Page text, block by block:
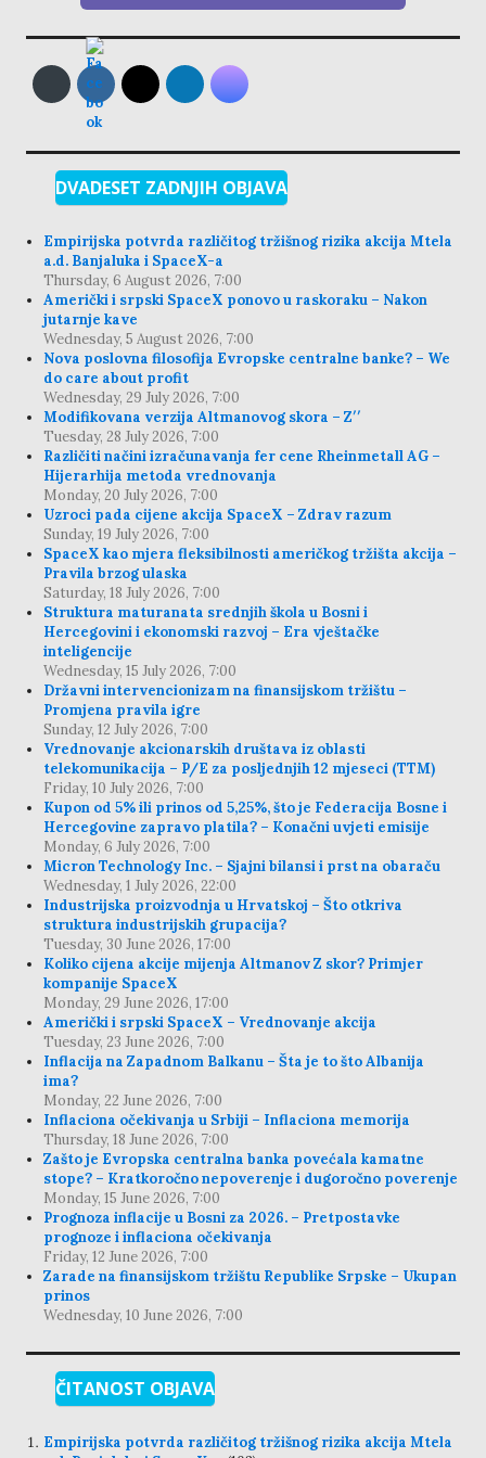
DVADESET ZADNJIH OBJAVA
Empirijska potvrda različitog tržišnog rizika akcija Mtela
a.d. Banjaluka i SpaceX-a
Thursday, 6 August 2026, 7:00
Američki i srpski SpaceX ponovo u raskoraku – Nakon
jutarnje kave
Wednesday, 5 August 2026, 7:00
Nova poslovna filosofija Evropske centralne banke? – We
do care about profit
Wednesday, 29 July 2026, 7:00
Modifikovana verzija Altmanovog skora – Z′′
Tuesday, 28 July 2026, 7:00
Različiti načini izračunavanja fer cene Rheinmetall AG –
Hijerarhija metoda vrednovanja
Monday, 20 July 2026, 7:00
Uzroci pada cijene akcija SpaceX – Zdrav razum
Sunday, 19 July 2026, 7:00
SpaceX kao mjera fleksibilnosti američkog tržišta akcija –
Pravila brzog ulaska
Saturday, 18 July 2026, 7:00
Struktura maturanata srednjih škola u Bosni i
Hercegovini i ekonomski razvoj – Era vještačke
inteligencije
Wednesday, 15 July 2026, 7:00
Državni intervencionizam na finansijskom tržištu –
Promjena pravila igre
Sunday, 12 July 2026, 7:00
Vrednovanje akcionarskih društava iz oblasti
telekomunikacija – P/E za posljednjih 12 mjeseci (TTM)
Friday, 10 July 2026, 7:00
Kupon od 5% ili prinos od 5,25%, što je Federacija Bosne i
Hercegovine zapravo platila? – Konačni uvjeti emisije
Monday, 6 July 2026, 7:00
Micron Technology Inc. – Sjajni bilansi i prst na obaraču
Wednesday, 1 July 2026, 22:00
Industrijska proizvodnja u Hrvatskoj – Što otkriva
struktura industrijskih grupacija?
Tuesday, 30 June 2026, 17:00
Koliko cijena akcije mijenja Altmanov Z skor? Primjer
kompanije SpaceX
Monday, 29 June 2026, 17:00
Američki i srpski SpaceX – Vrednovanje akcija
Tuesday, 23 June 2026, 7:00
Inflacija na Zapadnom Balkanu – Šta je to što Albanija
ima?
Monday, 22 June 2026, 7:00
Inflaciona očekivanja u Srbiji – Inflaciona memorija
Thursday, 18 June 2026, 7:00
Zašto je Evropska centralna banka povećala kamatne
stope? – Kratkoročno nepoverenje i dugoročno poverenje
Monday, 15 June 2026, 7:00
Prognoza inflacije u Bosni za 2026. – Pretpostavke
prognoze i inflaciona očekivanja
Friday, 12 June 2026, 7:00
Zarade na finansijskom tržištu Republike Srpske – Ukupan
prinos
Wednesday, 10 June 2026, 7:00
ČITANOST OBJAVA
Empirijska potvrda različitog tržišnog rizika akcija Mtela